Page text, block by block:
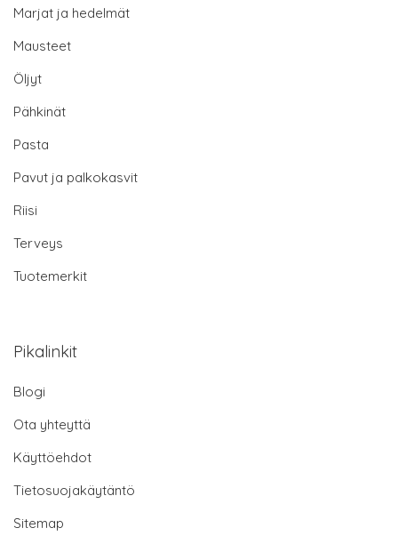
Marjat ja hedelmät
Mausteet
Öljyt
Pähkinät
Pasta
Pavut ja palkokasvit
Riisi
Terveys
Tuotemerkit
Pikalinkit
Blogi
Ota yhteyttä
Käyttöehdot
Tietosuojakäytäntö
Sitemap